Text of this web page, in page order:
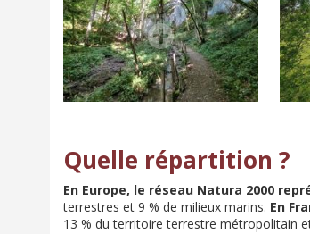
Quelle répartition ?
En Europe, le réseau Natura 2000
terrestres et 9 % de milieux marins. En
13 % du territoire terrestre métropolitain